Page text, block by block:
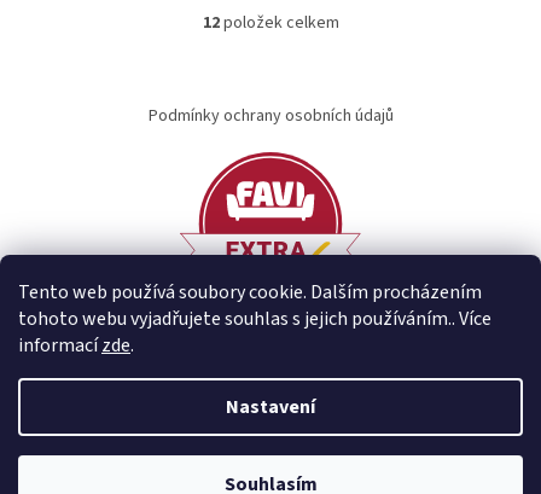
Tento web používá soubory cookie. Dalším procházením
tohoto webu vyjadřujete souhlas s jejich používáním.. Více
informacízde.
Nastavení
Souhlasím
O
d
a
í
p
r
v
k
y
v
p
i
s
u
12položek celkem
Podmínky ochrany osobních údajů
Copyright 2026idary.cz. Všechna práva vyhrazena.